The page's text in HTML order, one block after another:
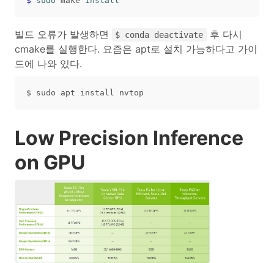
빌드 오류가 발생하면 $ conda deactivate
후 다시
cmake를 실행한다. 요즘은 apt로 설치 가능하다고 가이
드에 나와 있다.
Low Precision Inference
on GPU